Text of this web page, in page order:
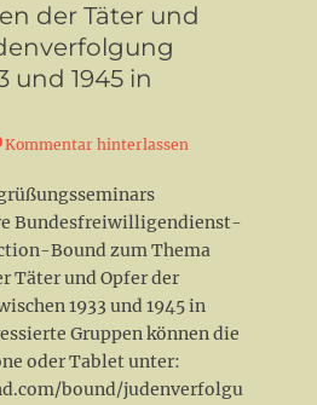
der Täter und
und 1945 in
Kommentar hinterlassen
Bundesfreiwilligendienst-
Bound zum Thema
Täter und Opfer der
1933 und 1945 in
Gruppen können die
oder Tablet unter:
bound/judenverfolgu